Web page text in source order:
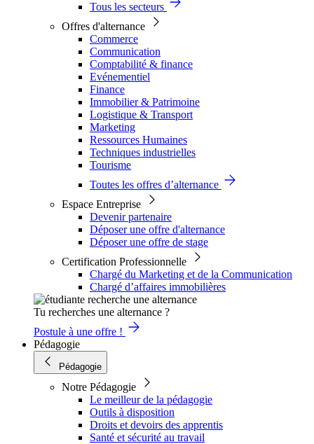
Tous les secteurs
Offres d'alternance
Commerce
Communication
Comptabilité & finance
Evénementiel
Finance
Immobilier & Patrimoine
Logistique & Transport
Marketing
Ressources Humaines
Techniques industrielles
Tourisme
Toutes les offres d’alternance
Espace Entreprise
Devenir partenaire
Déposer une offre d'alternance
Déposer une offre de stage
Certification Professionnelle
Chargé du Marketing et de la Communication
Chargé d’affaires immobilières
Tu recherches une alternance ?
Postule à une offre !
Pédagogie
Pédagogie
Notre Pédagogie
Le meilleur de la pédagogie
Outils à disposition
Droits et devoirs des apprentis
Santé et sécurité au travail